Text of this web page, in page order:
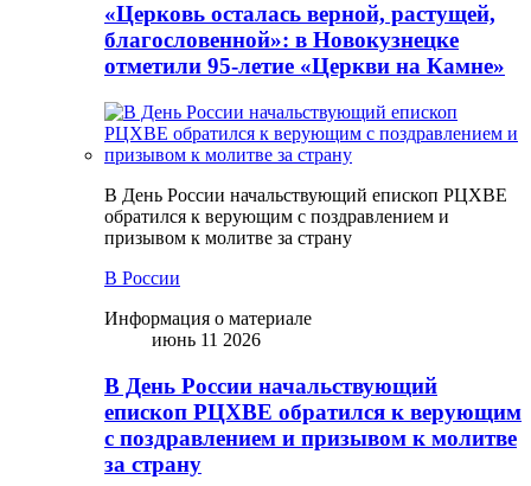
«Церковь осталась верной, растущей,
благословенной»: в Новокузнецке
отметили 95-летие «Церкви на Камне»
В День России начальствующий епископ РЦХВЕ
обратился к верующим с поздравлением и
призывом к молитве за страну
В России
Информация о материале
июнь 11 2026
В День России начальствующий
епископ РЦХВЕ обратился к верующим
с поздравлением и призывом к молитве
за страну